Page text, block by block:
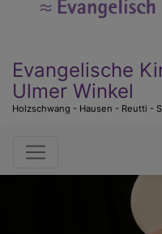
Evangelische
Ulmer Winkel
Holzschwang - Hausen - Reutti -